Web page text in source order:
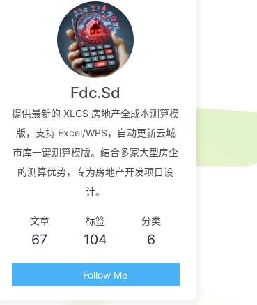
Fdc.Sd
提供最新的 XLCS 房地产全成本测算模
版，支持 Excel/WPS，自动更新云城
市库一键测算模版。结合多家大型房企
的测算优势，专为房地产开发项目设
计。
文章
67
标签
104
分类
6
Follow Me